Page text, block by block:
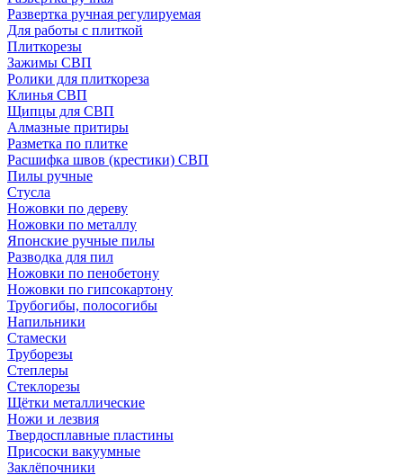
Развертка ручная регулируемая
Для работы с плиткой
Плиткорезы
Зажимы СВП
Ролики для плиткореза
Клинья СВП
Щипцы для СВП
Алмазные притиры
Разметка по плитке
Расшифка швов (крестики) СВП
Пилы ручные
Стусла
Ножовки по дереву
Ножовки по металлу
Японские ручные пилы
Разводка для пил
Ножовки по пенобетону
Ножовки по гипсокартону
Трубогибы, полосогибы
Напильники
Стамески
Труборезы
Степлеры
Стеклорезы
Щётки металлические
Ножи и лезвия
Твердосплавные пластины
Присоски вакуумные
Заклёпочники